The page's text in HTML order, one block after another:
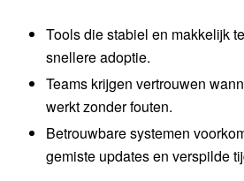
Tools die stabiel en makkelijk
snellere adoptie.
Teams krijgen vertrouwen
werkt zonder fouten.
Betrouwbare systemen
gemiste updates en verspilde